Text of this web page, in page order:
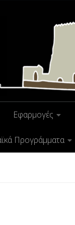
Εφαρμογές
Προγράμματα